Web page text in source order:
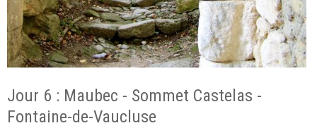
Jour 6 : Maubec - Sommet Castelas -
Fontaine-de-Vaucluse